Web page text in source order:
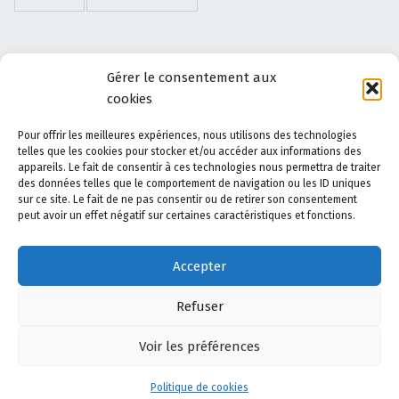
Gérer le consentement aux
cookies
Pour offrir les meilleures expériences, nous utilisons des technologies
telles que les cookies pour stocker et/ou accéder aux informations des
appareils. Le fait de consentir à ces technologies nous permettra de traiter
des données telles que le comportement de navigation ou les ID uniques
sur ce site. Le fait de ne pas consentir ou de retirer son consentement
peut avoir un effet négatif sur certaines caractéristiques et fonctions.
Accepter
Refuser
Voir les préférences
Politique de cookies
Menu
Abonnez-vous à ce site par e-mail.
site et recevoir une notification de chaque nouvel
article par email.
Adresse e-mail
Abonnez-
vous
Rejoignez les 8 autres abonnés